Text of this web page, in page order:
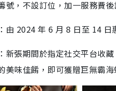
號，不設訂位，加一服務費後
由 2024 年 6 月 8 日至 14
新張期間於指定社交平台收
美味佳餚，即可獲贈巨無霸海